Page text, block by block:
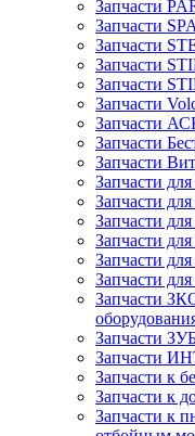
Запчасти
Запчасти
Запчасти
Запчасти
Запчасти
Запчасти
Запчасти
Запчасти
Запчасти
Запчасти
Запчасти
Запчасти
Запчасти
Запчасти
Запчасти
Запчасти
Запчасти
Запчасти
Запчасти к
Запчасти к
Запчасти к